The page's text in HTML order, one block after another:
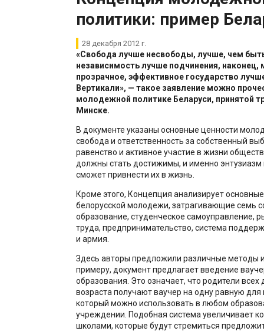
политики: пример
28 декабря 2012 г.
«Свобода лучше несвободы, лучше, чем
независимость лучше подчинения, наконец,
прозрачное, эффективное государство
Вертикали», — такое заявление можно
молодежной политике Беларуси, принятой
Минске.
В документе указаны основные ценности
свобода и ответственность за собственный
равенство и активное участие в жизни
должны стать достижимы, и именно
сможет привнести их в жизнь.
Кроме этого, Концепция анализирует
белорусской молодежи, затрагивающие семь
образование, студенческое самоуправление,
труда, предпринимательство, система
и армия.
Здесь авторы предложили различные методы
примеру, документ предлагает введение
образования. Это означает, что родители всех
возраста получают ваучер на одну равную для
который можно использовать в любом
учреждении. Подобная система увеличивает
школами, которые будут стремиться